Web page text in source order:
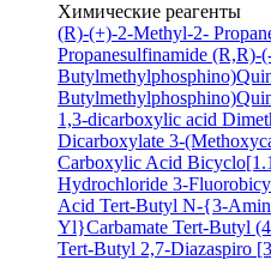
Химические реагенты
(R)-(+)-2-Methyl-2-
Propanesulfinamide (R,R)-
1,3-dicarboxylic acid
Dicarboxylate 3-
Carboxylic Acid
Hydrochloride 3-
Acid Tert-Butyl N-{3-
Yl}Carbamate Tert-Butyl
Tert-Butyl 2,7-Diazaspiro